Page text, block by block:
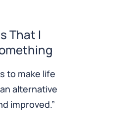
That I
to make life
alternative
improved.”